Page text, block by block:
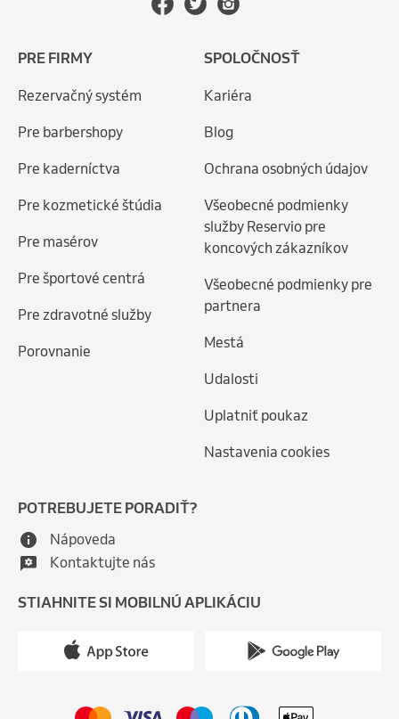
PRE FIRMY
Rezervačný systém
Pre barbershopy
Pre kaderníctva
Pre kozmetické štúdia
Pre masérov
Pre športové centrá
Pre zdravotné služby
Porovnanie
SPOLOČNOSŤ
Kariéra
Blog
Ochrana osobných údajov
Všeobecné podmienky
služby Reservio pre
koncových zákazníkov
Všeobecné podmienky pre
partnera
Mestá
Udalosti
Uplatniť poukaz
Nastavenia cookies
POTREBUJETE PORADIŤ?
Nápoveda
Kontaktujte nás
STIAHNITE SI MOBILNÚ APLIKÁCIU